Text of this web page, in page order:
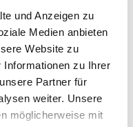
und Anzeigen zu
Medien anbieten
Website zu
Informationen zu Ihrer
Partner für
weiter. Unsere
möglicherweise mit
Japan Inseln,
Japan,
Japan,Japan
Natur und Tiere in
besten